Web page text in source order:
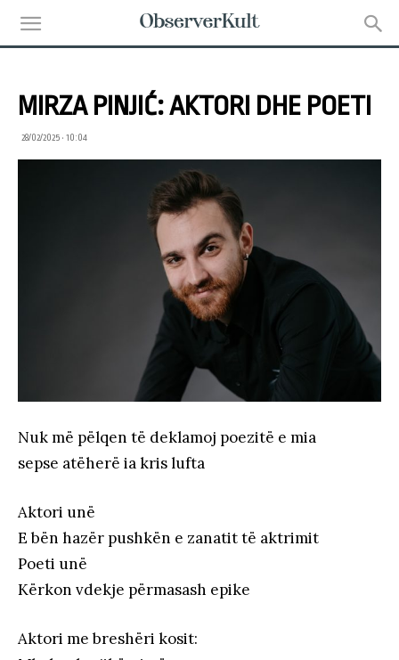
MIRZA PINJIĆ: AKTORI DHE POETI
28/02/2025 • 10:04
Nuk më pëlqen të deklamoj poezitë e mia
sepse atëherë ia kris lufta
Aktori unë
E bën hazër pushkën e zanatit të aktrimit
Poeti unë
Kërkon vdekje përmasash epike
Aktori me breshëri kosit: